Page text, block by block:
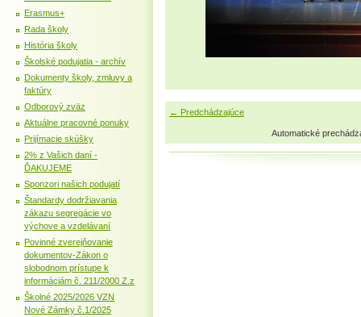
← Predchádzajúce
Automatické
Erasmus+
Rada školy
História školy
Školské podujatia - archív
Dokumenty školy, zmluvy a
faktúry
Odborový zväz
Aktuálne pracovné ponuky
Prijímacie skúšky
2% z Vašich daní -
ĎAKUJEME
Sponzori našich podujatí
Štandardy dodržiavania
zákazu segregácie vo
výchove a vzdelávaní
Povinné zverejňovanie
dokumentov-Zákon o
slobodnom prístupe k
informáciám č. 211/2000 Z.z
Školné 2025/2026 VZN
Nové Zámky č.1/2025